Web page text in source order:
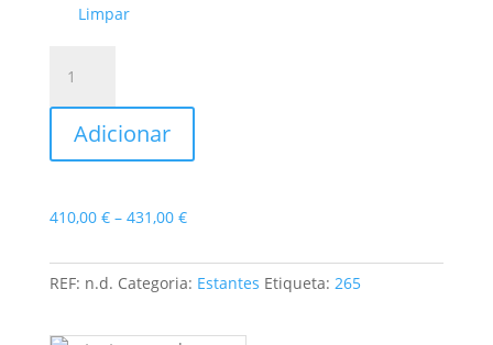
Limpar
Estante
Vasco
da
Adicionar
410,00 € – 431,00 €Price
410,00 €
through
REF: n.d. Categoria: Estantes Etiqueta: 265